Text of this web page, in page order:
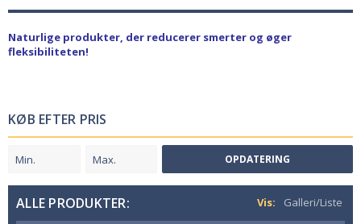
Naturlige produkter, der reducerer smerter og øger
fleksibiliteten!
KØB EFTER PRIS
OPDATERING
ALLE PRODUKTER: Vis: Galleri/Liste